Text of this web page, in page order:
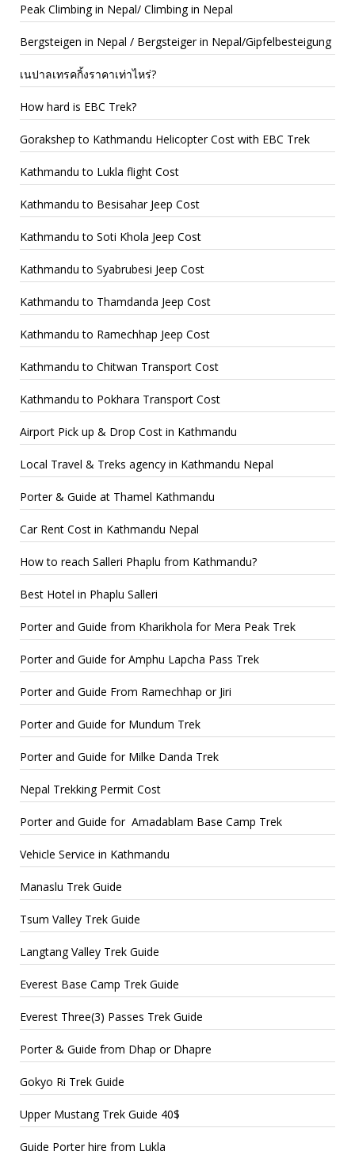
Peak Climbing in Nepal/ Climbing in Nepal
Bergsteigen in Nepal / Bergsteiger in Nepal/Gipfelbesteigung
เนปาลเทรคกิ้งราคาเท่าไหร่?
How hard is EBC Trek?
Gorakshep to Kathmandu Helicopter Cost with EBC Trek
Kathmandu to Lukla flight Cost
Kathmandu to Besisahar Jeep Cost
Kathmandu to Soti Khola Jeep Cost
Kathmandu to Syabrubesi Jeep Cost
Kathmandu to Thamdanda Jeep Cost
Kathmandu to Ramechhap Jeep Cost
Kathmandu to Chitwan Transport Cost
Kathmandu to Pokhara Transport Cost
Airport Pick up & Drop Cost in Kathmandu
Local Travel & Treks agency in Kathmandu Nepal
Porter & Guide at Thamel Kathmandu
Car Rent Cost in Kathmandu Nepal
How to reach Salleri Phaplu from Kathmandu?
Best Hotel in Phaplu Salleri
Porter and Guide from Kharikhola for Mera Peak Trek
Porter and Guide for Amphu Lapcha Pass Trek
Porter and Guide From Ramechhap or Jiri
Porter and Guide for Mundum Trek
Porter and Guide for Milke Danda Trek
Nepal Trekking Permit Cost
Porter and Guide for Amadablam Base Camp Trek
Vehicle Service in Kathmandu
Manaslu Trek Guide
Tsum Valley Trek Guide
Langtang Valley Trek Guide
Everest Base Camp Trek Guide
Everest Three(3) Passes Trek Guide
Porter & Guide from Dhap or Dhapre
Gokyo Ri Trek Guide
Upper Mustang Trek Guide 40$
Guide Porter hire from Lukla